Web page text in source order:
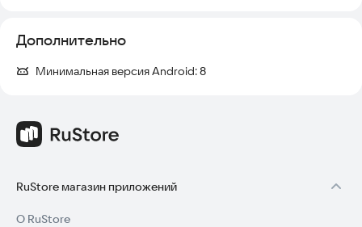
Дополнительно
Минимальная версия Android:8
RuStore магазин приложений
О RuStore